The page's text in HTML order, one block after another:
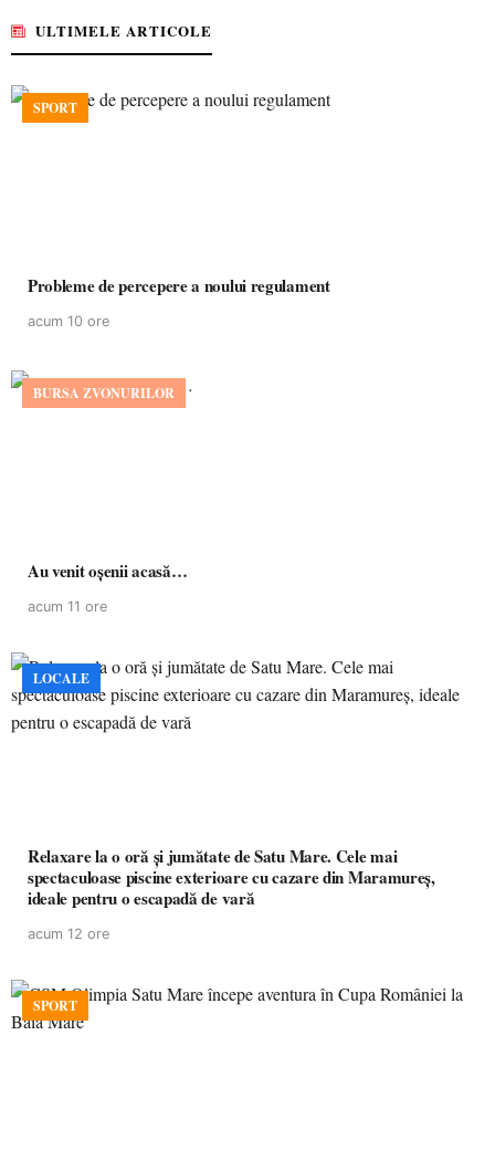
ULTIMELE ARTICOLE
SPORT
Probleme de percepere a noului regulament
acum 10 ore
BURSA ZVONURILOR
Au venit oșenii acasă…
acum 11 ore
LOCALE
Relaxare la o oră și jumătate de Satu Mare. Cele mai
spectaculoase piscine exterioare cu cazare din Maramureș,
ideale pentru o escapadă de vară
acum 12 ore
SPORT